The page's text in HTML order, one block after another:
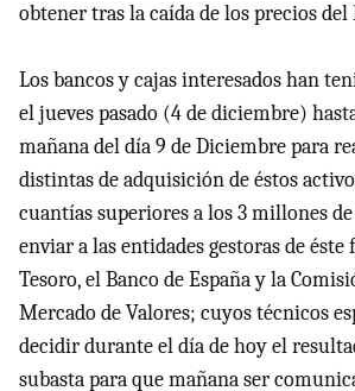
obtener tras la caída de los precios del
Los bancos y cajas interesados han
el jueves pasado (4 de diciembre)
mañana del día 9 de Diciembre para
distintas de adquisición de éstos
cuantías superiores a los 3 millones
enviar a las entidades gestoras de
Tesoro, el Banco de España y la
Mercado de Valores; cuyos técnicos
decidir durante el día de hoy el
subasta para que mañana ser